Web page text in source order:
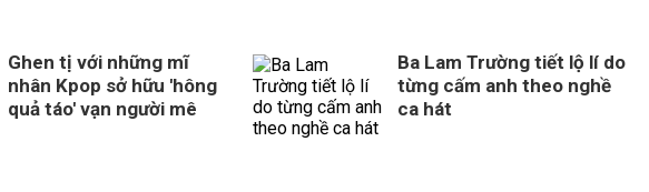
Ghen tị với những mĩ
nhân Kpop sở hữu 'hông
quả táo' vạn người mê
Ba Lam Trường tiết lộ lí do
từng cấm anh theo nghề
ca hát